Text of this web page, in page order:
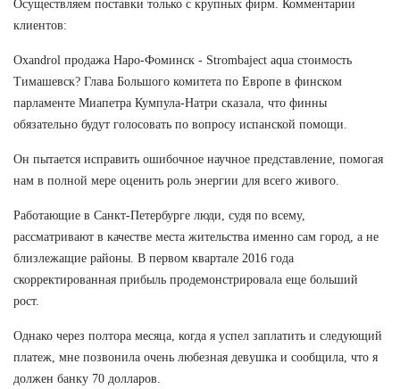
Осуществляем поставки только с крупных фирм. Комментарии
клиентов:
Oxandrol продажа Наро-Фоминск - Strombaject aqua стоимость
Тимашевск? Глава Большого комитета по Европе в финском
парламенте Миапетра Кумпула-Натри сказала, что финны
обязательно будут голосовать по вопросу испанской помощи.
Он пытается исправить ошибочное научное представление, помогая
нам в полной мере оценить роль энергии для всего живого.
Работающие в Санкт-Петербурге люди, судя по всему,
рассматривают в качестве места жительства именно сам город, а не
близлежащие районы. В первом квартале 2016 года
скорректированная прибыль продемонстрировала еще больший
рост.
Однако через полтора месяца, когда я успел заплатить и следующий
платеж, мне позвонила очень любезная девушка и сообщила, что я
должен банку 70 долларов.